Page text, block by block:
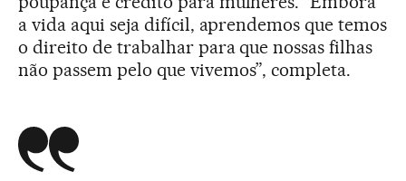
a vida aqui seja difícil, aprendemos que temos
o direito de trabalhar para que nossas filhas
não passem pelo que vivemos”, completa.